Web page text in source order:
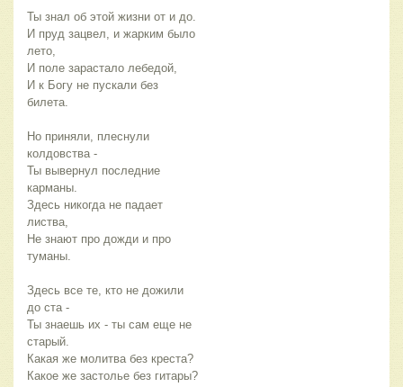
Ты знал об этой жизни от и до.
И пруд зацвел, и жарким было
лето,
И поле зарастало лебедой,
И к Богу не пускали без
билета.
Но приняли, плеснули
колдовства -
Ты вывернул последние
карманы.
Здесь никогда не падает
листва,
Не знают про дожди и про
туманы.
Здесь все те, кто не дожили
до ста -
Ты знаешь их - ты сам еще не
старый.
Какая же молитва без креста?
Какое же застолье без гитары?